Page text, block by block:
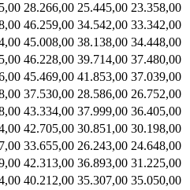
28.266,00 25.445,00 23.358,00
46.259,00 34.542,00 33.342,00
45.008,00 38.138,00 34.448,00
46.228,00 39.714,00 37.480,00
45.469,00 41.853,00 37.039,00
37.530,00 28.586,00 26.752,00
43.334,00 37.999,00 36.405,00
42.705,00 30.851,00 30.198,00
33.655,00 26.243,00 24.648,00
42.313,00 36.893,00 31.225,00
40.212,00 35.307,00 35.050,00